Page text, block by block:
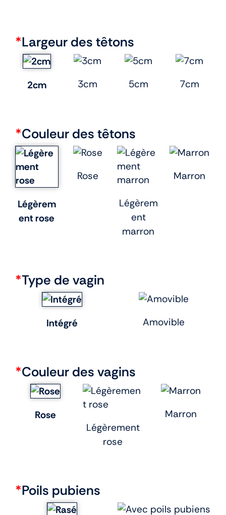
*Largeur des têtons
2cm 3cm 5cm 7cm
*Couleur des têtons
Légèrem
ent rose
Rose
Légèrem
ent
marron
Marron
*Type de vagin
Intégré Amovible
*Couleur des vagins
Rose
Légèrement
rose
Marron
*Poils pubiens